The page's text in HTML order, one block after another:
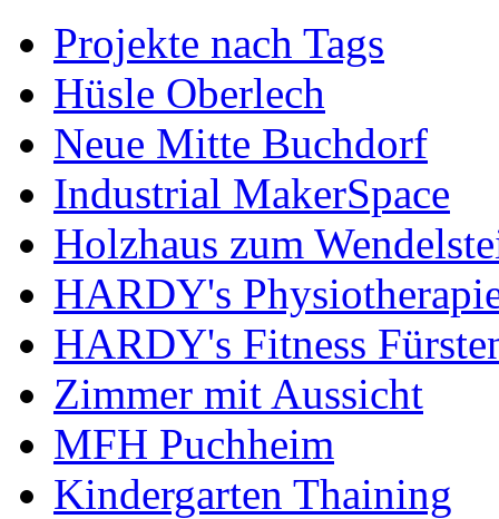
Projekte nach Tags
Hüsle Oberlech
Neue Mitte Buchdorf
Industrial MakerSpace
Holzhaus zum
HARDY's
HARDY's Fitness
Zimmer mit Aussicht
MFH Puchheim
Kindergarten Thaining